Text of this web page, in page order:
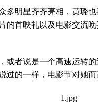
明星齐齐亮相，黄璐也
的首映礼以及电影交流
者说是一个高速运转的
过的一样，电影节对她而